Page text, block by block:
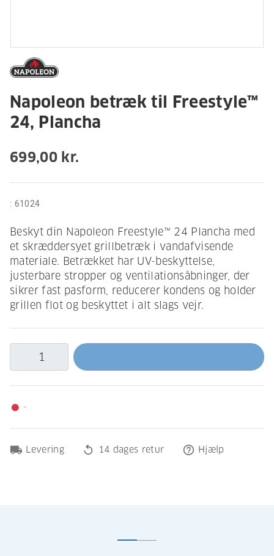
Napoleon betræk til Freestyle™
24, Plancha
699,00 kr.
: 61024
Beskyt din Napoleon Freestyle™ 24 Plancha med
et skræddersyet grillbetræk i vandafvisende
materiale. Betrækket har UV-beskyttelse,
justerbare stropper og ventilationsåbninger, der
sikrer fast pasform, reducerer kondens og holder
grillen flot og beskyttet i alt slags vejr.
fiber_manual_record -
local_shipping Levering replay 14 dages retur help_outline Hjælp